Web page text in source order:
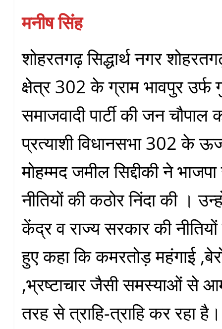
मनीष सिंह
शोहरतगढ़ सिद्धार्थ नगर
क्षेत्र 302 के ग्राम भावपुर
समाजवादी पार्टी की जन चौपाल
प्रत्याशी विधानसभा 302 के
मोहम्मद जमील सिद्दीकी ने
नीतियों की कठोर निंदा की ।
केंद्र व राज्य सरकार की
हुए कहा कि कमरतोड़ महंगाई
,भ्रष्टाचार जैसी समस्याओं से
तरह से त्राहि-त्राहि कर रहा